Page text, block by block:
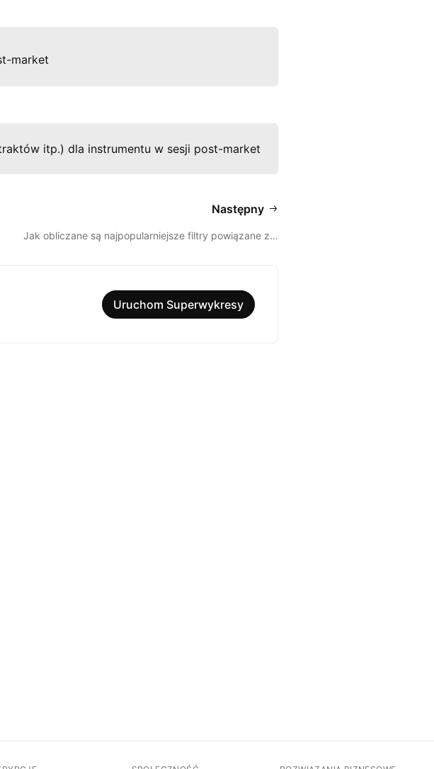
market
itp.) dla instrumentu w sesji post-market
Następny
Jak obliczane są najpopularniejsze filtry powiązane z…
Uruchom Superwykresy